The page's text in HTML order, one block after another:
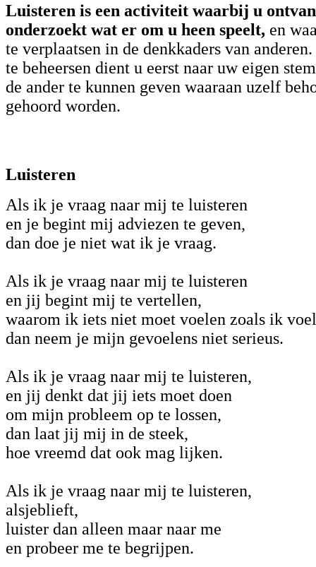
Luisteren is een activiteit waarbij u
onderzoekt wat er om u heen speelt, en
te verplaatsen in de denkkaders van
te beheersen dient u eerst naar uw eigen
de ander te kunnen geven waaraan uzelf
gehoord worden.
Luisteren
Als ik je vraag naar mij te luisteren
en je begint mij adviezen te geven,
dan doe je niet wat ik je vraag.
Als ik je vraag naar mij te luisteren
en jij begint mij te vertellen,
waarom ik iets niet moet voelen zoals ik
dan neem je mijn gevoelens niet serieus.
Als ik je vraag naar mij te luisteren,
en jij denkt dat jij iets moet doen
om mijn probleem op te lossen,
dan laat jij mij in de steek,
hoe vreemd dat ook mag lijken.
Als ik je vraag naar mij te luisteren,
alsjeblieft,
luister dan alleen maar naar me
en probeer me te begrijpen.